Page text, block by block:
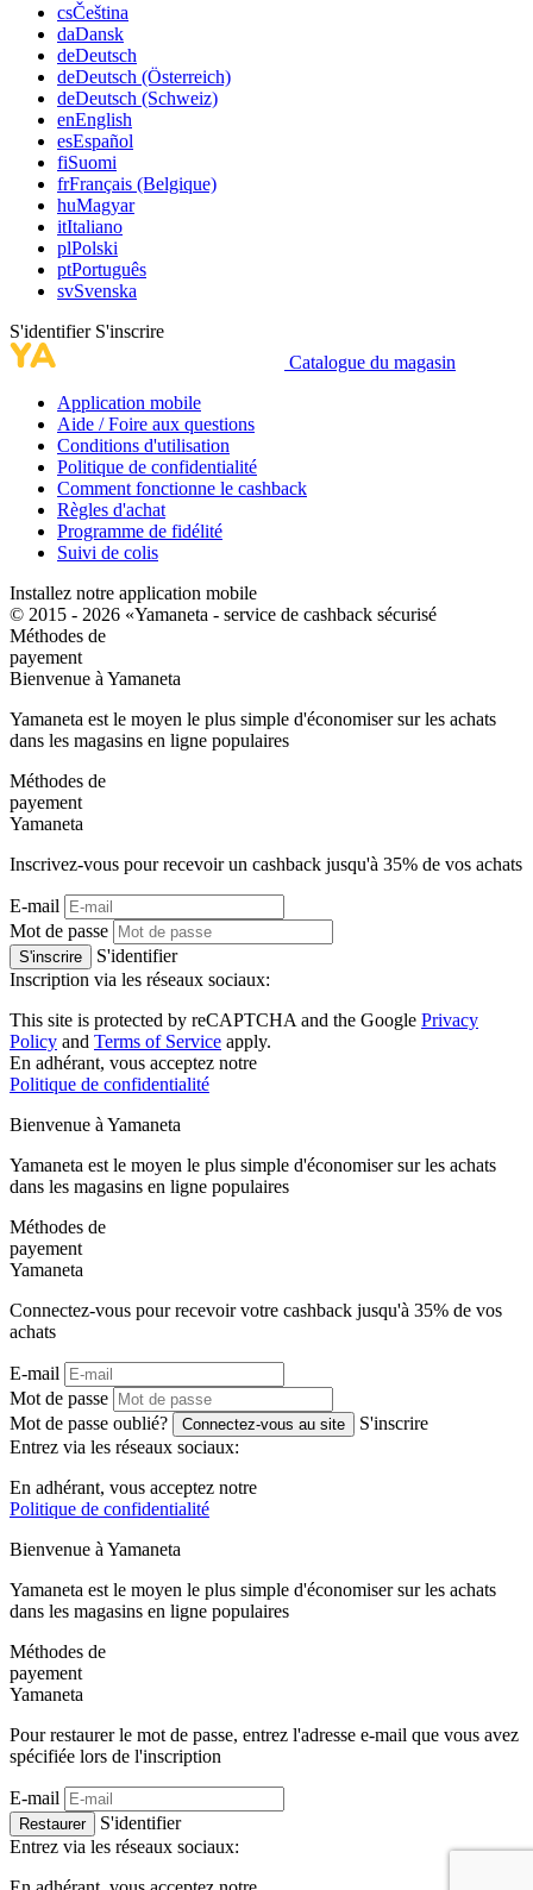
csČeština
daDansk
deDeutsch
deDeutsch (Österreich)
deDeutsch (Schweiz)
enEnglish
esEspañol
fiSuomi
frFrançais (Belgique)
huMagyar
itItaliano
plPolski
ptPortuguês
svSvenska
S'identifier S'inscrire
Catalogue du magasin
Application mobile
Aide / Foire aux questions
Conditions d'utilisation
Politique de confidentialité
Comment fonctionne le cashback
Règles d'achat
Programme de fidélité
Suivi de colis
Installez notre application mobile
© 2015 - 2026 «Yamaneta - service de cashback sécurisé
Méthodes de
payement
Bienvenue à Yamaneta
Yamaneta est le moyen le plus simple d'économiser sur les achats
dans les magasins en ligne populaires
Méthodes de
payement
Yamaneta
Inscrivez-vous pour recevoir un cashback jusqu'à 35% de vos achats
E-mail
Mot de passe
S'inscrire
S'identifier
Inscription via les réseaux sociaux:
This site is protected by reCAPTCHA and the Google Privacy
Policy and Terms of Service apply.
En adhérant, vous acceptez notre
Politique de confidentialité
Bienvenue à Yamaneta
Yamaneta est le moyen le plus simple d'économiser sur les achats
dans les magasins en ligne populaires
Méthodes de
payement
Yamaneta
Connectez-vous pour recevoir votre cashback jusqu'à 35% de vos
achats
E-mail
Mot de passe
Mot de passe oublié?
Connectez-vous au site
S'inscrire
Entrez via les réseaux sociaux:
En adhérant, vous acceptez notre
Politique de confidentialité
Bienvenue à Yamaneta
Yamaneta est le moyen le plus simple d'économiser sur les achats
dans les magasins en ligne populaires
Méthodes de
payement
Yamaneta
Pour restaurer le mot de passe, entrez l'adresse e-mail que vous avez
spécifiée lors de l'inscription
E-mail
Restaurer
S'identifier
Entrez via les réseaux sociaux: